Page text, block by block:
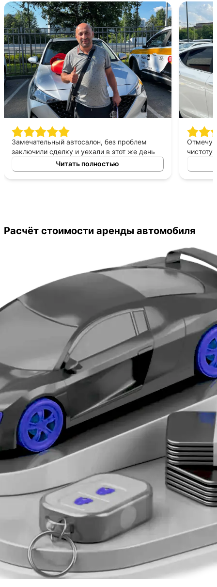
Замечательный автосалон, без проблем
заключили сделку и уехали в этот же день
на новой машине. Рекомендую!
Читать полностью
Отмечу
сделки.
Расчёт стоимости аренды автомобиля